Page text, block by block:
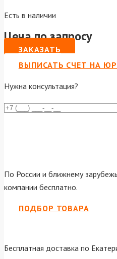
Есть в наличии
Цена по запросу
ЗАКАЗАТЬ
ВЫПИСАТЬ СЧЕТ НА
Нужна консультация?
По России и ближнему
компании бесплатно.
ПОДБОР ТОВАРА
Бесплатная доставка по